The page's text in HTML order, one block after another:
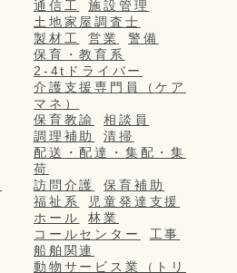
通信工
施設管理
土地家屋調査士
製材工
営業
警備
保育・教育系
2-4tドライバー
介護支援専門員（ケア
マネ）
保育教諭
相談員
調理補助
清掃
配送・配達・集配・集
荷
訪問介護
保育補助
福祉系
児童発達支援
ホール
林業
コールセンター
工事
船舶関連
動物サービス業（トリ